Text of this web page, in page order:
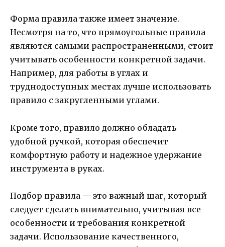
Форма правила также имеет значение.
Несмотря на то, что прямоугольные правила
являются самыми распространенными, стоит
учитывать особенности конкретной задачи.
Например, для работы в углах и
труднодоступных местах лучше использовать
правило с закругленными углами.
Кроме того, правило должно обладать
удобной ручкой, которая обеспечит
комфортную работу и надежное удержание
инструмента в руках.
Подбор правила — это важный шаг, который
следует сделать внимательно, учитывая все
особенности и требования конкретной
задачи. Использование качественного,